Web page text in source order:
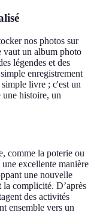
nos photos sur
vaut un album photo
légendes et des
enregistrement
livre ; c'est un
une histoire, un
comme la poterie ou
excellente manière
une nouvelle
la complicité. D’après
des activités
ensemble vers un